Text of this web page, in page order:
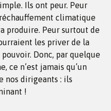
Ils ont peur. Peur
climatique
produire. Peur surtout de
les priver de la
Donc, par quelque
ce n’est jamais qu’un
nos dirigeants : ils
!